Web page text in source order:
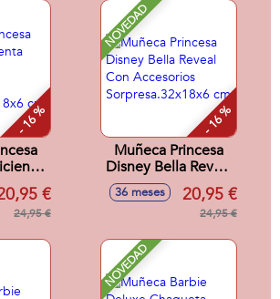
- 16 %
€
24,95 €
NOVEDAD
- 16 %
Muñeca Princesa
Disney Bella Reveal
Con Accesorios
Sorpresa.32x18x6
36 meses 20,95 €
24,95 €
NOVEDAD